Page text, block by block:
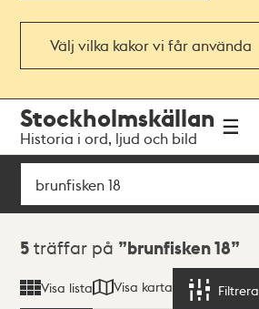
Välj vilka kakor vi får använda
navigationen
huvudinnehållet
Stockholmskällan
Historia i ord, ljud och bild
Sök
Sökresultat
5 träffar på brunfisken 18
Visa lista Visa karta Filtrera